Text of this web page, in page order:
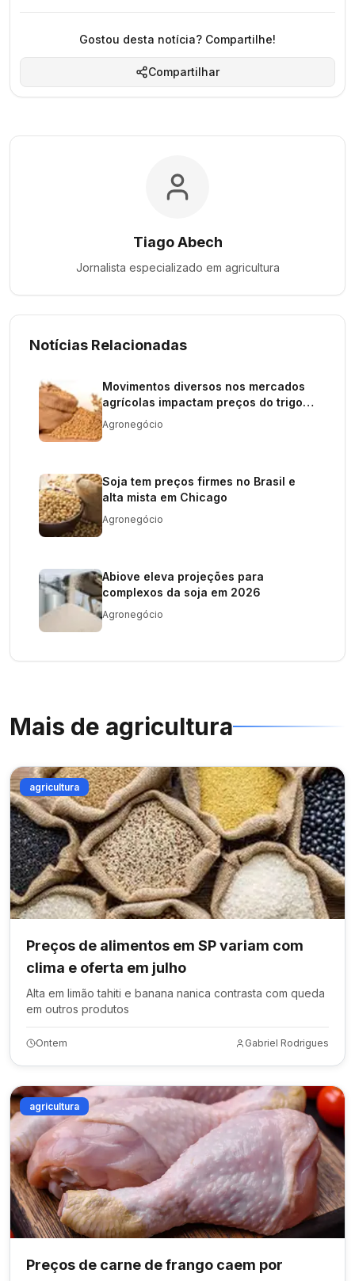
Gostou desta notícia? Compartilhe!
Compartilhar
Tiago Abech
Jornalista especializado em agricultura
Notícias Relacionadas
Movimentos diversos nos mercados
agrícolas impactam preços do trigo e
soja
Agronegócio
Soja tem preços firmes no Brasil e
alta mista em Chicago
Agronegócio
Abiove eleva projeções para
complexos da soja em 2026
Agronegócio
Mais de agricultura
agricultura
Preços de alimentos em SP variam com
clima e oferta em julho
Alta em limão tahiti e banana nanica contrasta com queda
em outros produtos
Ontem Gabriel Rodrigues
agricultura
Preços de carne de frango caem por